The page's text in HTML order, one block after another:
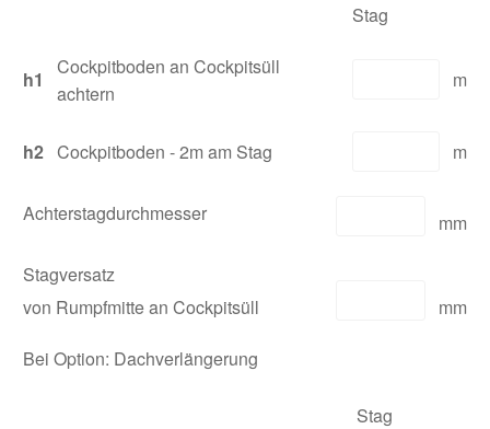
Stag
h1
Cockpitboden an Cockpitsüll
achtern
m
h2 Cockpitboden - 2m am Stag m
Achterstagdurchmesser mm
Stagversatz
von Rumpfmitte an Cockpitsüll
mm
Bei Option: Dachverlängerung
Stag